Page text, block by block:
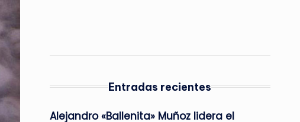
Entradas recientes
Alejandro «Ballenita» Muñoz lidera el